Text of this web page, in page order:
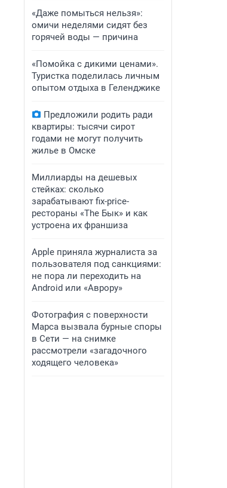
«Даже помыться нельзя»:
омичи неделями сидят без
горячей воды — причина
«Помойка с дикими ценами».
Туристка поделилась личным
опытом отдыха в Геленджике
Предложили родить ради
квартиры: тысячи сирот
годами не могут получить
жилье в Омске
Миллиарды на дешевых
стейках: сколько
зарабатывают fix-price-
рестораны «The Бык» и как
устроена их франшиза
Apple приняла журналиста за
пользователя под санкциями:
не пора ли переходить на
Android или «Аврору»
Фотография с поверхности
Марса вызвала бурные споры
в Сети — на снимке
рассмотрели «загадочного
ходящего человека»